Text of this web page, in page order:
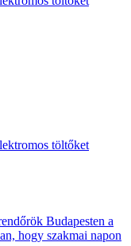
töltőket
Budapesten a
hogy szakmai napon